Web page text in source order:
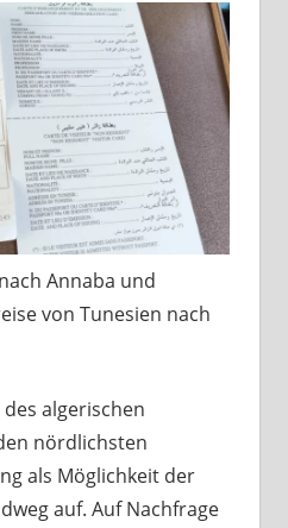
Annaba und
von Tunesien nach
algerischen
nördlichsten
als Möglichkeit der
auf. Auf Nachfrage